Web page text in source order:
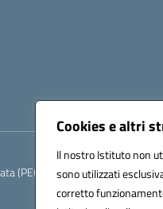
Cookies e altri
Il nostro Istituto non
sono utilizzati
corretto
(PEC):